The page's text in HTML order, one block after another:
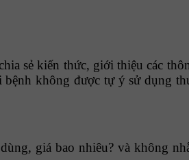
sẻ kiến thức, giới thiệu các
bệnh không được tự ý sử dụng
giá bao nhiêu? và không